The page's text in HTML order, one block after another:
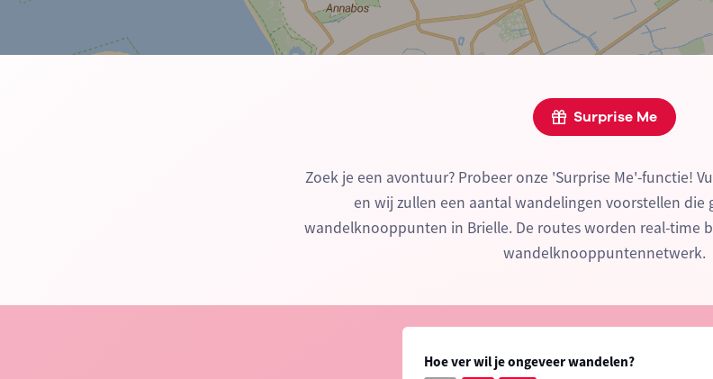
Surprise Me
Zoek je een avontuur? Probeer onze 'Surprise Me'-functie!
en wij zullen een aantal wandelingen voorstellen die
wandelknooppunten in Brielle. De routes worden real-time
wandelknooppuntennetwerk.
Hoe ver wil je ongeveer wandelen?